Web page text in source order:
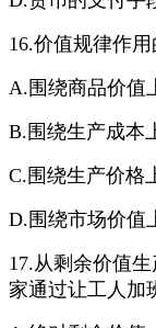
16.价值规律作
A.围绕商品价值
B.围绕生产成本
C.围绕生产价格
D.围绕市场价值
17.从剩余价值
家通过让工人加